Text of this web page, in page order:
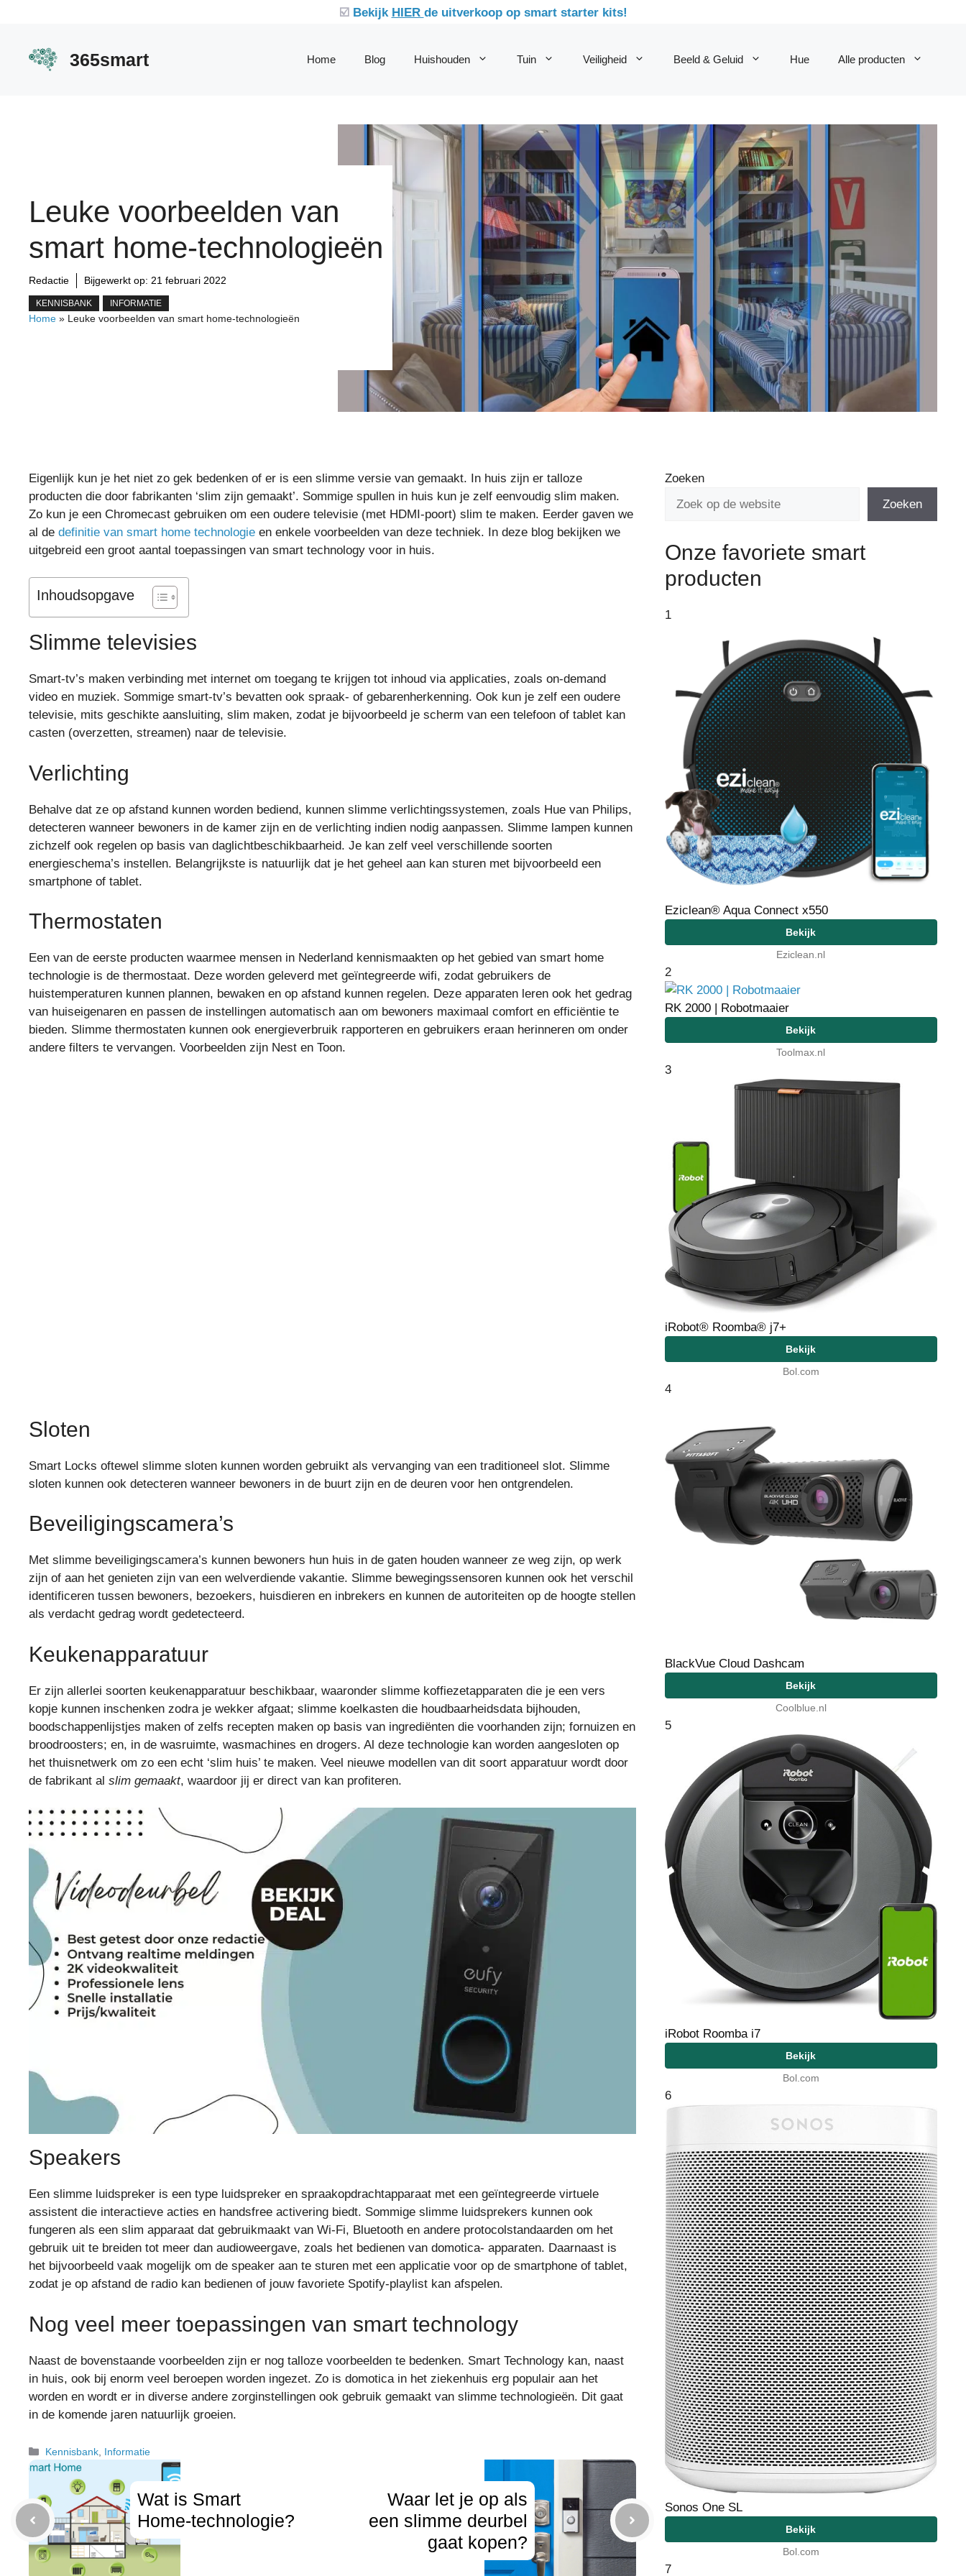
inhoud
☑️ Bekijk HIER de uitverkoop op smart starter kits!
365smart Home Blog Huishouden Tuin Veiligheid Beeld & Geluid Hue Alle producten
Leuke voorbeelden van
smart home-technologieën
Redactie Bijgewerkt op: 21 februari 2022
KENNISBANK INFORMATIE
Home » Leuke voorbeelden van smart home-technologieën
Eigenlijk kun je het niet zo gek bedenken of er is een slimme versie van gemaakt. In huis zijn er talloze
producten die door fabrikanten ‘slim zijn gemaakt’. Sommige spullen in huis kun je zelf eenvoudig slim maken.
Zo kun je een Chromecast gebruiken om een oudere televisie (met HDMI-poort) slim te maken. Eerder gaven we
al de definitie van smart home technologie en enkele voorbeelden van deze techniek. In deze blog bekijken we
uitgebreid een groot aantal toepassingen van smart technology voor in huis.
Inhoudsopgave
Slimme televisies
Smart-tv’s maken verbinding met internet om toegang te krijgen tot inhoud via applicaties, zoals on-demand
video en muziek. Sommige smart-tv’s bevatten ook spraak- of gebarenherkenning. Ook kun je zelf een oudere
televisie, mits geschikte aansluiting, slim maken, zodat je bijvoorbeeld je scherm van een telefoon of tablet kan
casten (overzetten, streamen) naar de televisie.
Verlichting
Behalve dat ze op afstand kunnen worden bediend, kunnen slimme verlichtingssystemen, zoals Hue van Philips,
detecteren wanneer bewoners in de kamer zijn en de verlichting indien nodig aanpassen. Slimme lampen kunnen
zichzelf ook regelen op basis van daglichtbeschikbaarheid. Je kan zelf veel verschillende soorten
energieschema’s instellen. Belangrijkste is natuurlijk dat je het geheel aan kan sturen met bijvoorbeeld een
smartphone of tablet.
Thermostaten
Een van de eerste producten waarmee mensen in Nederland kennismaakten op het gebied van smart home
technologie is de thermostaat. Deze worden geleverd met geïntegreerde wifi, zodat gebruikers de
huistemperaturen kunnen plannen, bewaken en op afstand kunnen regelen. Deze apparaten leren ook het gedrag
van huiseigenaren en passen de instellingen automatisch aan om bewoners maximaal comfort en efficiëntie te
bieden. Slimme thermostaten kunnen ook energieverbruik rapporteren en gebruikers eraan herinneren om onder
andere filters te vervangen. Voorbeelden zijn Nest en Toon.
Sloten
Smart Locks oftewel slimme sloten kunnen worden gebruikt als vervanging van een traditioneel slot. Slimme
sloten kunnen ook detecteren wanneer bewoners in de buurt zijn en de deuren voor hen ontgrendelen.
Beveiligingscamera’s
Met slimme beveiligingscamera’s kunnen bewoners hun huis in de gaten houden wanneer ze weg zijn, op werk
zijn of aan het genieten zijn van een welverdiende vakantie. Slimme bewegingssensoren kunnen ook het verschil
identificeren tussen bewoners, bezoekers, huisdieren en inbrekers en kunnen de autoriteiten op de hoogte stellen
als verdacht gedrag wordt gedetecteerd.
Keukenapparatuur
Er zijn allerlei soorten keukenapparatuur beschikbaar, waaronder slimme koffiezetapparaten die je een vers
kopje kunnen inschenken zodra je wekker afgaat; slimme koelkasten die houdbaarheidsdata bijhouden,
boodschappenlijstjes maken of zelfs recepten maken op basis van ingrediënten die voorhanden zijn; fornuizen en
broodroosters; en, in de wasruimte, wasmachines en drogers. Al deze technologie kan worden aangesloten op
het thuisnetwerk om zo een echt ‘slim huis’ te maken. Veel nieuwe modellen van dit soort apparatuur wordt door
de fabrikant al slim gemaakt, waardoor jij er direct van kan profiteren.
Speakers
Een slimme luidspreker is een type luidspreker en spraakopdrachtapparaat met een geïntegreerde virtuele
assistent die interactieve acties en handsfree activering biedt. Sommige slimme luidsprekers kunnen ook
fungeren als een slim apparaat dat gebruikmaakt van Wi-Fi, Bluetooth en andere protocolstandaarden om het
gebruik uit te breiden tot meer dan audioweergave, zoals het bedienen van domotica- apparaten. Daarnaast is
het bijvoorbeeld vaak mogelijk om de speaker aan te sturen met een applicatie voor op de smartphone of tablet,
zodat je op afstand de radio kan bedienen of jouw favoriete Spotify-playlist kan afspelen.
Nog veel meer toepassingen van smart technology
Naast de bovenstaande voorbeelden zijn er nog talloze voorbeelden te bedenken. Smart Technology kan, naast
in huis, ook bij enorm veel beroepen worden ingezet. Zo is domotica in het ziekenhuis erg populair aan het
worden en wordt er in diverse andere zorginstellingen ook gebruik gemaakt van slimme technologieën. Dit gaat
in de komende jaren natuurlijk groeien.
Categorieën
Kennisbank Informatie
Wat is Smart
Home-technologie?
Waar let je op als
een slimme deurbel
gaat kopen?
Zoeken
Zoeken
Onze favoriete smart
producten
1
Eziclean® Aqua Connect x550
Bekijk
Eziclean.nl
2
RK 2000 | Robotmaaier
Bekijk
Toolmax.nl
3
iRobot® Roomba® j7+
Bekijk
Bol.com
4
BlackVue Cloud Dashcam
Bekijk
Coolblue.nl
5
iRobot Roomba i7
Bekijk
Bol.com
6
Sonos One SL
Bekijk
Bol.com
7